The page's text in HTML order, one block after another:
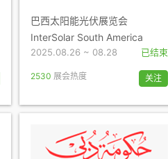
巴西太阳能光伏展览会
InterSolar South America
2025.08.26 ~ 08.28 已结束
2530 展会热度 关注